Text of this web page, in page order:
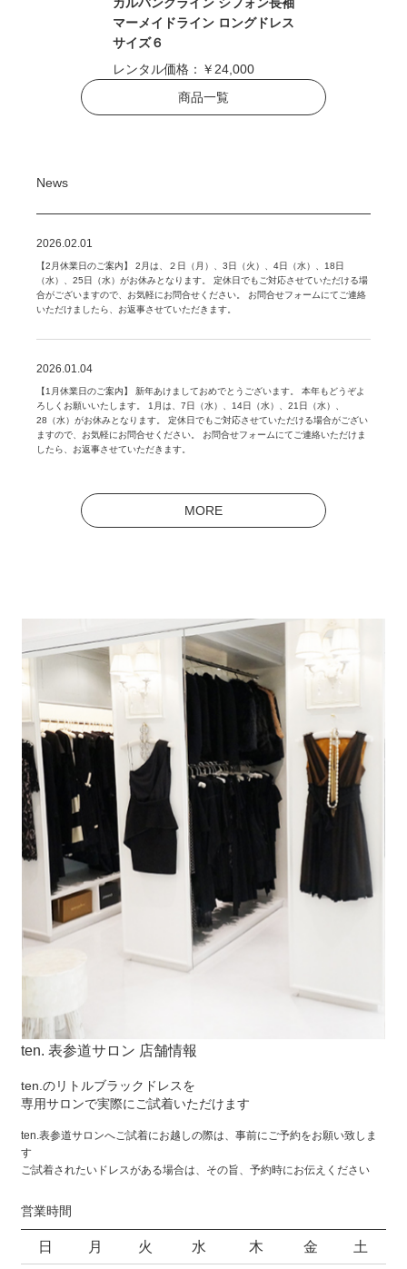
マーメイドライン ロングドレス
サイズ６
レンタル価格： ￥24,000
商品一覧
News
2026.02.01
【2月休業日のご案内】 2月は、２日（月）、3日（火）、4日（水）、18日
（水）、25日（水）がお休みとなります。 定休日でもご対応させていただける場
合がございますので、お気軽にお問合せください。 お問合せフォームにてご連絡
いただけましたら、お返事させていただきます。
2026.01.04
【1月休業日のご案内】 新年あけましておめでとうございます。 本年もどうぞよ
ろしくお願いいたします。 1月は、7日（水）、14日（水）、21日（水）、
28（水）がお休みとなります。 定休日でもご対応させていただける場合がござい
ますので、お気軽にお問合せください。 お問合せフォームにてご連絡いただけま
したら、お返事させていただきます。
MORE
ten. 表参道サロン 店舗情報
ten.のリトルブラックドレスを
専用サロンで実際にご試着いただけます
ten.表参道サロンへご試着にお越しの際は、事前にご予約をお願い致しま
す
ご試着されたいドレスがある場合は、その旨、予約時にお伝えください
営業時間
日 月 火 水 木 金 土